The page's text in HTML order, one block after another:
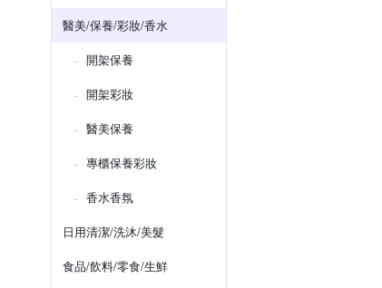
醫美/保養/彩妝/香水
開架保養
開架彩妝
醫美保養
專櫃保養彩妝
香水香氛
日用清潔/洗沐/美髮
食品/飲料/零食/生鮮